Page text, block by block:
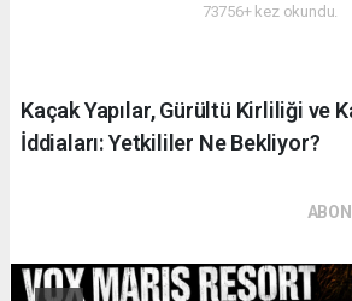
73756+ kez okundu.
Kaçak Yapılar, Gürültü Kirliliği ve
İddiaları: Yetkililer Ne Bekliyor?